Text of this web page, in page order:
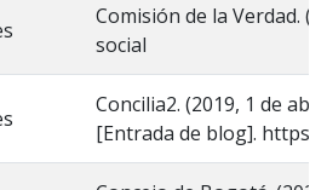
Comisión de la Verdad.
social
Concilia2. (2019, 1 de
[Entrada de blog].